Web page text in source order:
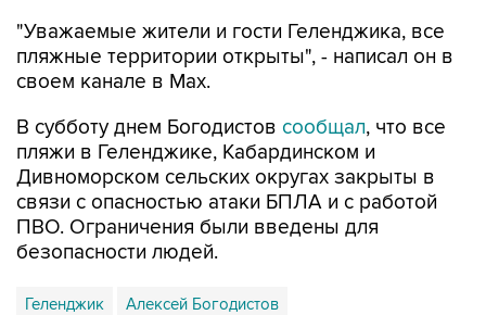
"Уважаемые жители и гости Геленджика, все
пляжные территории открыты", - написал он в
своем канале в Max.
В субботу днем Богодистов сообщал, что все
пляжи в Геленджике, Кабардинском и
Дивноморском сельских округах закрыты в
связи с опасностью атаки БПЛА и с работой
ПВО. Ограничения были введены для
безопасности людей.
Геленджик Алексей Богодистов